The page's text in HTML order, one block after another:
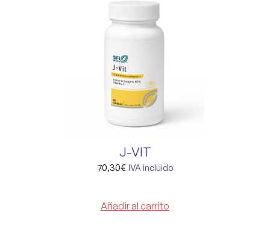
J-VIT
70,30€ IVA incluido
Añadir al carrito